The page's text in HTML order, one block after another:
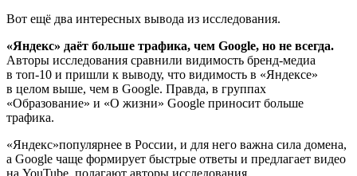
Вот ещё два интересных вывода из исследования.
«Яндекс» даёт больше трафика, чем Google, но не всегда.
Авторы исследования сравнили видимость бренд-медиа
в топ-10 и пришли к выводу, что видимость в «Яндексе»
в целом выше, чем в Google. Правда, в группах
«Образование» и «О жизни» Google приносит больше
трафика.
«Яндекс»популярнее в России, и для него важна сила домена,
а Google чаще формирует быстрые ответы и предлагает видео